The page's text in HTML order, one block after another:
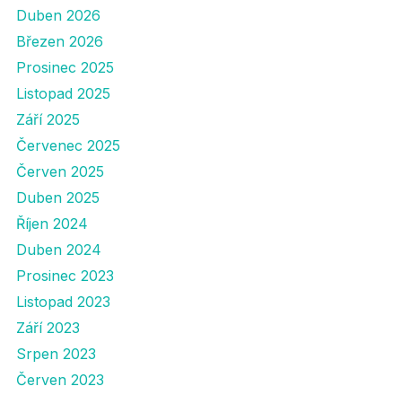
Duben 2026
Březen 2026
Prosinec 2025
Listopad 2025
Září 2025
Červenec 2025
Červen 2025
Duben 2025
Říjen 2024
Duben 2024
Prosinec 2023
Listopad 2023
Září 2023
Srpen 2023
Červen 2023